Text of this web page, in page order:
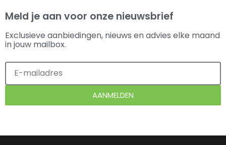
Meld je aan voor onze nieuwsbrief
Exclusieve aanbiedingen, nieuws en advies elke maand
in jouw mailbox.
AANMELDEN